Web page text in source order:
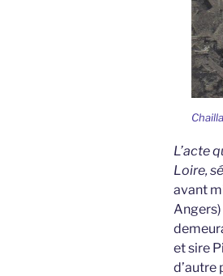
L’acte
Loire,
avant
et sire
d’autre